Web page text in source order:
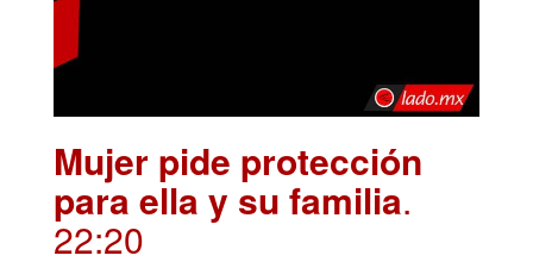
Mujer pide protección
para ella y su familia.
22:20